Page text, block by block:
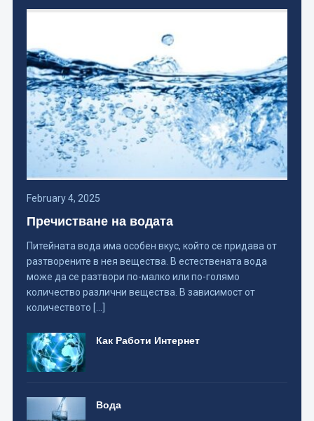
February 4, 2025
Пречистване на водата
Питейната вода има особен вкус, който се придава от
разтворените в нея вещества. В естествената вода
може да се разтвори по-малко или по-голямо
количество различни вещества. В зависимост от
количеството […]
Как Работи Интернет
Вода